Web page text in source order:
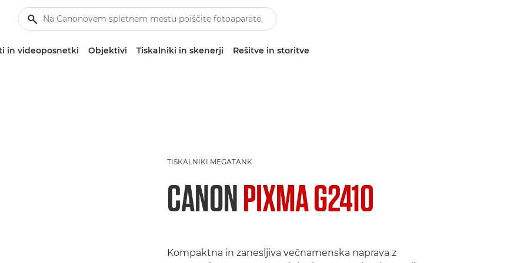
in videoposnetki Objektivi Tiskalniki in skenerji Rešitve in storitve
TISKALNIKI MEGATANK
CANONPIXMA G2410
Kompaktna in zanesljiva večnamenska naprava z